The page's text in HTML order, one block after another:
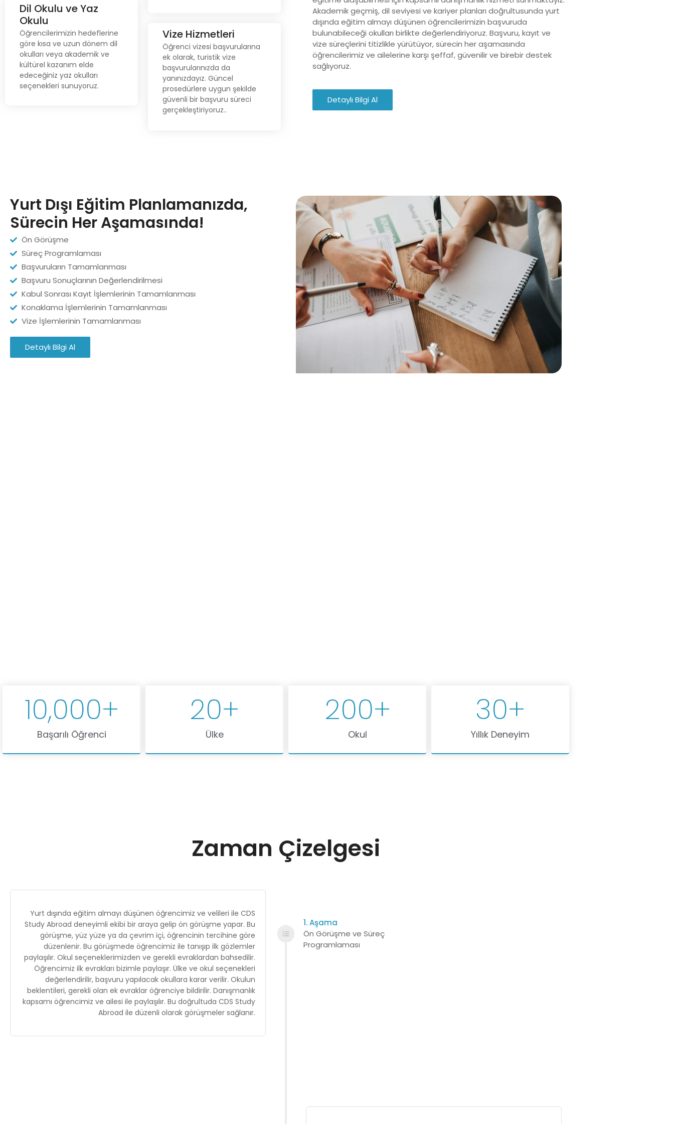
Dil Okulu ve Yaz
Okulu
Öğrencilerimizin hedeflerine
göre kısa ve uzun dönem dil
okulları veya akademik ve
kültürel kazanım elde
edeceğiniz yaz okulları
seçenekleri sunuyoruz.
Dil Okulu ve Yaz Okulu
Öğrencilerimizin hedeflerine
göre kısa ve uzun dönem dil
okulları veya akademik ve
kültürel kazanım elde
edeceğiniz yaz okulları
seçenekleri sunuyoruz.
Vize Hizmetleri
Öğrenci vizesi başvurularına
ek olarak, turistik vize
başvurularınızda da
yanınızdayız. Güncel
prosedürlere uygun şekilde
güvenli bir başvuru süreci
gerçekleştiriyoruz..
Vize Hizmetleri
Öğrenci vizesi başvurularına
ek olarak, turistik vize
başvurularınızda da
yanınızdayız. Güncel
prosedürlere uygun şekilde
güvenli bir başvuru süreci
gerçekleştiriyoruz..
Akademik geçmiş, dil seviyesi ve kariyer planları doğrultusunda yurt
dışında eğitim almayı düşünen öğrencilerimizin başvuruda
bulunabileceği okulları birlikte değerlendiriyoruz. Başvuru, kayıt ve
vize süreçlerini titizlikle yürütüyor, sürecin her aşamasında
öğrencilerimiz ve ailelerine karşı şeffaf, güvenilir ve birebir destek
sağlıyoruz.
Detaylı Bilgi Al
Yurt Dışı Eğitim Planlamanızda,
Sürecin Her Aşamasında!
Ön Görüşme
Süreç Programlaması
Başvuruların Tamamlanması
Başvuru Sonuçlarının Değerlendirilmesi
Kabul Sonrası Kayıt İşlemlerinin Tamamlanması
Konaklama İşlemlerinin Tamamlanması
Vize İşlemlerinin Tamamlanması
Detaylı Bilgi Al
Başarılı Öğrenci
10,000+
Ülke
20+
Okul
200+
Yıllık Deneyim
30+
Zaman Çizelgesi
1. Aşama
Ön Görüşme ve Süreç
Programlaması
Yurt dışında eğitim almayı düşünen öğrencimiz ve velileri ile CDS
Study Abroad deneyimli ekibi bir araya gelip ön görüşme yapar. Bu
görüşme, yüz yüze ya da çevrim içi, öğrencinin tercihine göre
düzenlenir. Bu görüşmede öğrencimiz ile tanışıp ilk gözlemler
paylaşılır. Okul seçeneklerimizden ve gerekli evraklardan bahsedilir.
Öğrencimiz ilk evrakları bizimle paylaşır. Ülke ve okul seçenekleri
değerlendirilir, başvuru yapılacak okullara karar verilir. Okulun
beklentileri, gerekli olan ek evraklar öğrenciye bildirilir. Danışmanlık
kapsamı öğrencimiz ve ailesi ile paylaşılır. Bu doğrultuda CDS Study
Abroad ile düzenli olarak görüşmeler sağlanır.